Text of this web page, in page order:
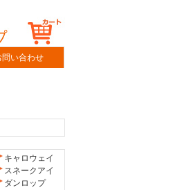
問い合わせ
キャロウェイ
スネークアイ
ダンロップ